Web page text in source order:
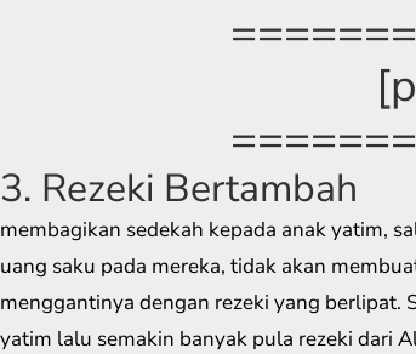
3. Rezeki Bertambah
membagikan sedekah kepada anak yatim,
uang saku pada mereka, tidak akan
menggantinya dengan rezeki yang berlipat.
yatim lalu semakin banyak pula rezeki dari